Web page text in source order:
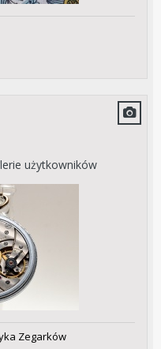
użytkowników
Zegarków